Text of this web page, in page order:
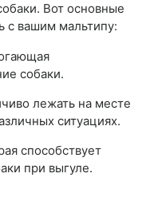
Вот основные
с вашим мальтипу:
собаки.
лежать на месте
ситуациях.
способствует
при выгуле.